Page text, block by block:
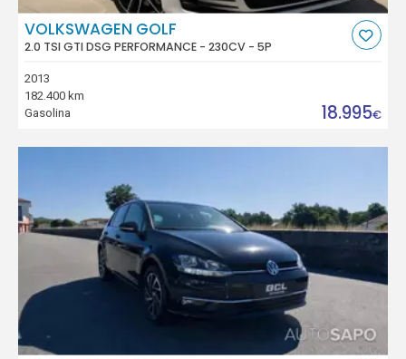
VOLKSWAGEN GOLF
2.0 TSI GTI DSG PERFORMANCE - 230CV - 5P
2013
182.400 km
Gasolina
18.995€